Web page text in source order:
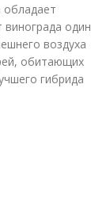
обладает
один
воздуха
обитающих
гибрида